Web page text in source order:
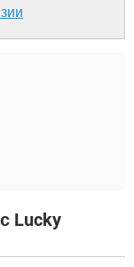
Lucky